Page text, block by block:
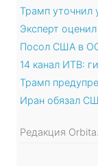
Трамп уточнил
Эксперт
Посол США в
14 канал ИТВ:
Трамп
Иран обязал
Редакция